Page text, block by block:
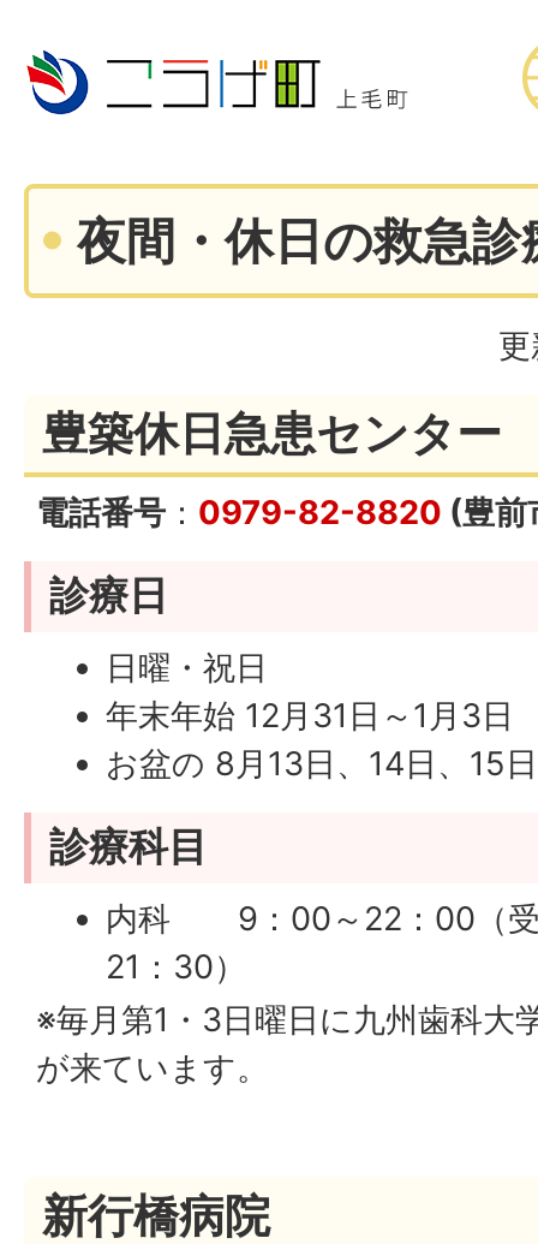
夜間・休日の救急診
豊築休日急患センター
電話番号 ： 0979-82-8820 (豊
診療日
日曜・祝日
年末年始 12月31日～1月3日
お盆の 8月13日、14日、15日
診療科目
内科 9：00～22：00（
21：30）
小児科 9：00～22：00（受
30）
※毎月第1・3日曜日に九州歯科大
が来ています。
新行橋病院